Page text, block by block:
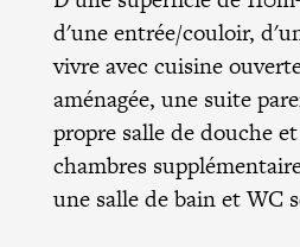
d'une entrée/couloir,
vivre avec cuisine
aménagée, une suite
propre salle de douche
chambres
une salle de bain et WC